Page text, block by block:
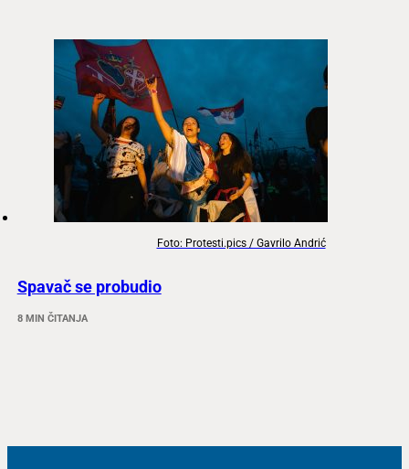
Foto: Protesti.pics / Gavrilo Andrić
Spavač se probudio
8 MIN ČITANJA